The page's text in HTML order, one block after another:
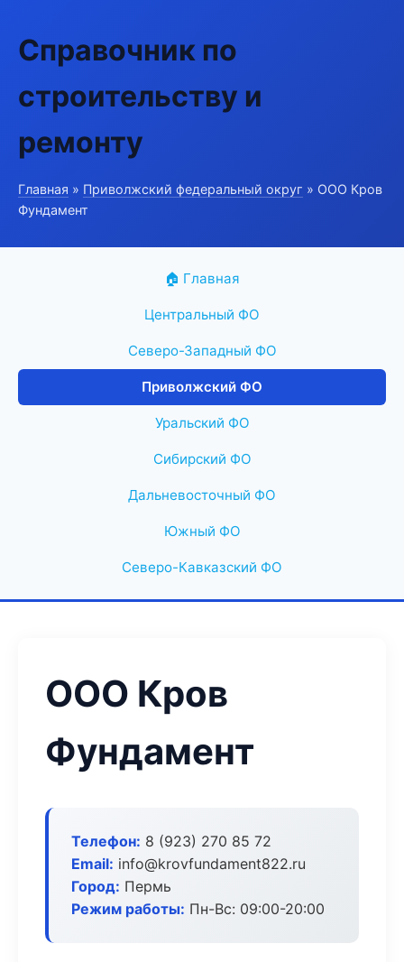
Справочник по
строительству и
ремонту
Главная » Приволжский федеральный округ » ООО Кров
Фундамент
🏠 Главная
Центральный ФО
Северо-Западный ФО
Приволжский ФО
Уральский ФО
Сибирский ФО
Дальневосточный ФО
Южный ФО
Северо-Кавказский ФО
ООО Кров
Фундамент
Телефон: 8 (923) 270 85 72
Email: info@krovfundament822.ru
Город: Пермь
Режим работы: Пн-Вс: 09:00-20:00